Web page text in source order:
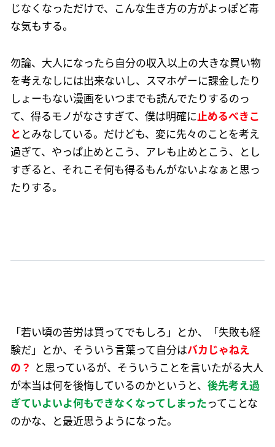
じなくなっただけで、こんな生き方の方がよっぽど毒
な気もする。
勿論、大人になったら自分の収入以上の大きな買い物
を考えなしには出来ないし、スマホゲーに課金したり
しょーもない漫画をいつまでも読んでたりするのっ
て、得るモノがなさすぎて、僕は明確に止めるべきこ
と とみなしている。だけども、変に先々のことを考え
過ぎて、やっぱ止めとこう、アレも止めとこう、とし
すぎると、それこそ何も得るもんがないよなぁと思っ
たりする。
「若い頃の苦労は買ってでもしろ」とか、「失敗も経
験だ」とか、そういう言葉って自分はバカじゃねえ
の？ と思っているが、そういうことを言いたがる大人
が本当は何を後悔しているのかというと、 後先考え過
ぎていよいよ何もできなくなってしまった ってことな
のかな、と最近思うようになった。